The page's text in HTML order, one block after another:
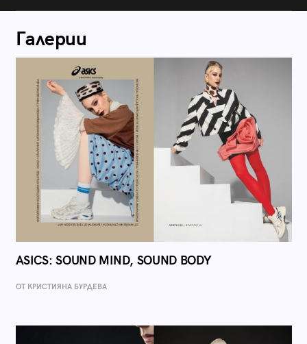
Галерии
ASICS: SOUND MIND, SOUND BODY
ОТ КРИСТИЯНА БУРДЕВА